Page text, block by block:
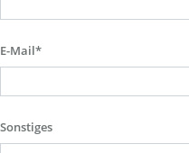
E-Mail*
Sonstiges